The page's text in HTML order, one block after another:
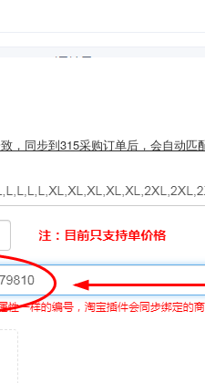
，同步到315采购订单后，会自动匹